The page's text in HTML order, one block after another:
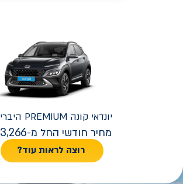
יונדאיקונה PREMIUM היברידי
מחיר חודשי החל מ-3,266
רוצה לראות עוד?